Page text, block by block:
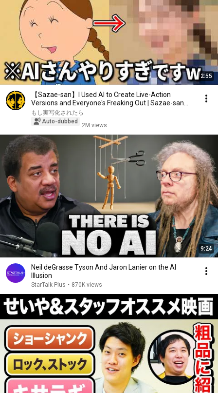
2:55
【Sazae-san】I Used AI to Create Live-Action
Versions and Everyone's Freaking Out | Sazae-san
Live ...
もし実写化されたら
Auto-dubbed
2M views
9:24
Neil deGrasse Tyson And Jaron Lanier on the AI
Illusion
StarTalk Plus • 870K views